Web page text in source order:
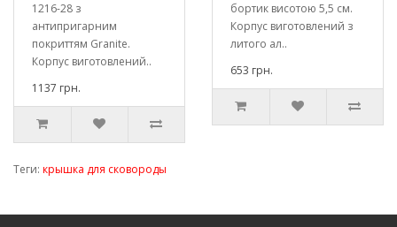
1216-28 з
антипригарним
покриттям Granite.
Корпус виготовлений..
1137 грн.
бортик висотою 5,5 см.
Корпус виготовлений з
литого ал..
653 грн.
Теги: крышка для сковороды